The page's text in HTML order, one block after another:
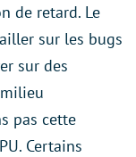
de retard. Le
sur les bugs
sur des
pas cette
Certains